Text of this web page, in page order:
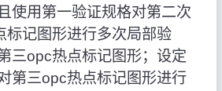
使用第一验证规格对第二次
标记图形进行多次局部验
三opc热点标记图形；设定
第三opc热点标记图形进行